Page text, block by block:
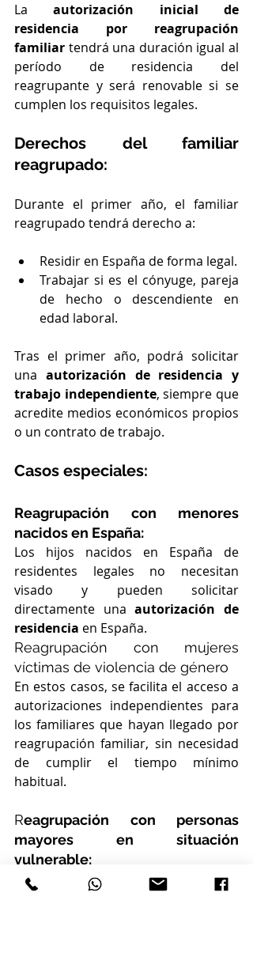
La autorización inicial de
residencia por reagrupación
familiar tendrá una duración igual al
período de residencia del
reagrupante y será renovable si se
cumplen los requisitos legales.
Derechos del familiar
reagrupado:
Durante el primer año, el familiar
reagrupado tendrá derecho a:
Residir en España de forma legal.
Trabajar si es el cónyuge, pareja
de hecho o descendiente en
edad laboral.
Tras el primer año, podrá solicitar
una autorización de residencia y
trabajo independiente, siempre que
acredite medios económicos propios
o un contrato de trabajo.
Casos especiales:
Reagrupación con menores
nacidos en España:
Los hijos nacidos en España de
residentes legales no necesitan
visado y pueden solicitar
directamente una autorización de
residencia en España.
Reagrupación con mujeres
víctimas de violencia de género
En estos casos, se facilita el acceso a
autorizaciones independientes para
los familiares que hayan llegado por
reagrupación familiar, sin necesidad
de cumplir el tiempo mínimo
habitual.
Reagrupación con personas
mayores en situación
vulnerable:
Cuando existan circunstancias